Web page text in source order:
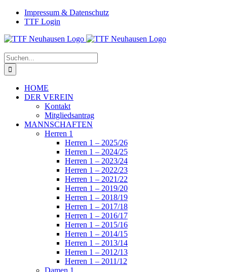
Zum
Inhalt
Facebook
InstagramImpressum & Datenschutz
TTF Login
Suche
nach:
HOME
DER VEREIN
Kontakt
Mitgliedsantrag
MANNSCHAFTEN
Herren 1
Herren 1 – 2025/26
Herren 1 – 2024/25
Herren 1 – 2023/24
Herren 1 – 2022/23
Herren 1 – 2021/22
Herren 1 – 2019/20
Herren 1 – 2018/19
Herren 1 – 2017/18
Herren 1 – 2016/17
Herren 1 – 2015/16
Herren 1 – 2014/15
Herren 1 – 2013/14
Herren 1 – 2012/13
Herren 1 – 2011/12
Damen 1